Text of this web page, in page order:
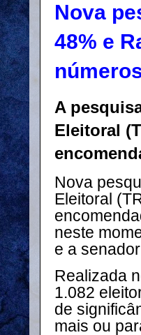
Nova
48% e
A
Eleitoral
Nova
Eleitoral
neste
e a
Realizada
1.082
de
mais ou